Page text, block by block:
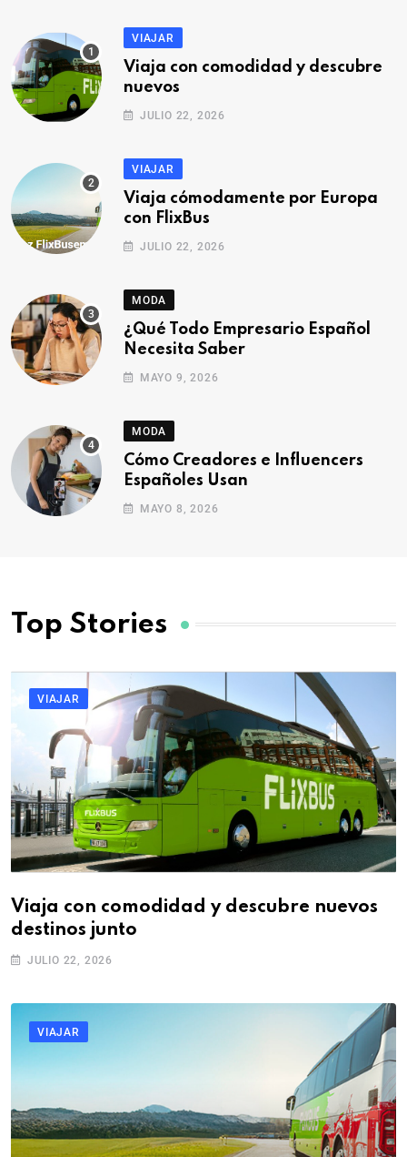
VIAJAR
Viaja con comodidad y descubre
nuevos
JULIO 22, 2026
VIAJAR
Viaja cómodamente por Europa
con FlixBus
JULIO 22, 2026
MODA
¿Qué Todo Empresario Español
Necesita Saber
MAYO 9, 2026
MODA
Cómo Creadores e Influencers
Españoles Usan
MAYO 8, 2026
VIAJAR
Viaja con comodidad y descubre nuevos
destinos junto
JULIO 22, 2026
VIAJAR